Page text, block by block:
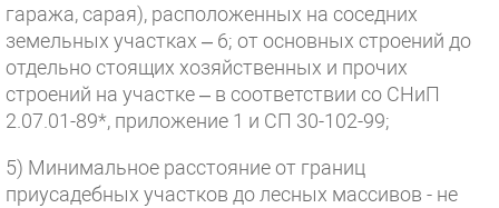
гаража, сарая), расположенных на соседних
земельных участках – 6; от основных строений до
отдельно стоящих хозяйственных и прочих
строений на участке – в соответствии со СНиП
2.07.01-89*, приложение 1 и СП 30-102-99;
5) Минимальное расстояние от границ
приусадебных участков до лесных массивов - не